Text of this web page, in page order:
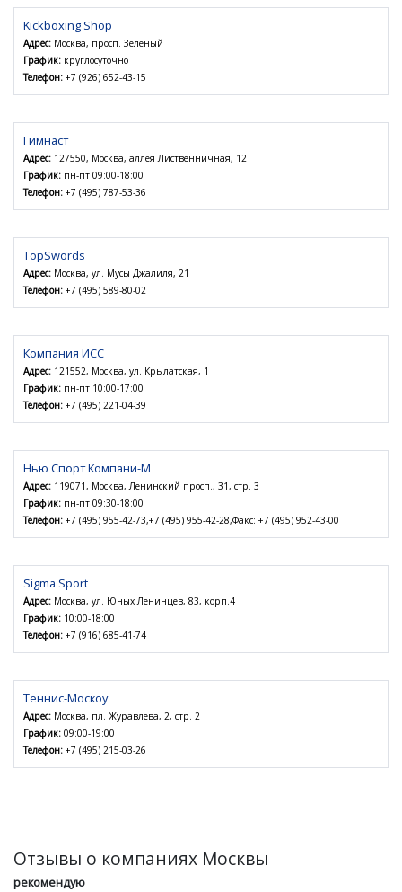
Kickboxing Shop
Адрес: Москва, просп. Зеленый
График: круглосуточно
Телефон: +7 (926) 652-43-15
Гимнаст
Адрес: 127550, Москва, аллея Лиственничная, 12
График: пн-пт 09:00-18:00
Телефон: +7 (495) 787-53-36
TopSwords
Адрес: Москва, ул. Мусы Джалиля, 21
Телефон: +7 (495) 589-80-02
Компания ИСС
Адрес: 121552, Москва, ул. Крылатская, 1
График: пн-пт 10:00-17:00
Телефон: +7 (495) 221-04-39
Нью Спорт Компани-М
Адрес: 119071, Москва, Ленинский просп., 31, стр. 3
График: пн-пт 09:30-18:00
Телефон: +7 (495) 955-42-73,+7 (495) 955-42-28,Факс: +7 (495) 952-43-00
Sigma Sport
Адрес: Москва, ул. Юных Ленинцев, 83, корп.4
График: 10:00-18:00
Телефон: +7 (916) 685-41-74
Теннис-Москоу
Адрес: Москва, пл. Журавлева, 2, стр. 2
График: 09:00-19:00
Телефон: +7 (495) 215-03-26
Отзывы о компаниях Москвы
рекомендую